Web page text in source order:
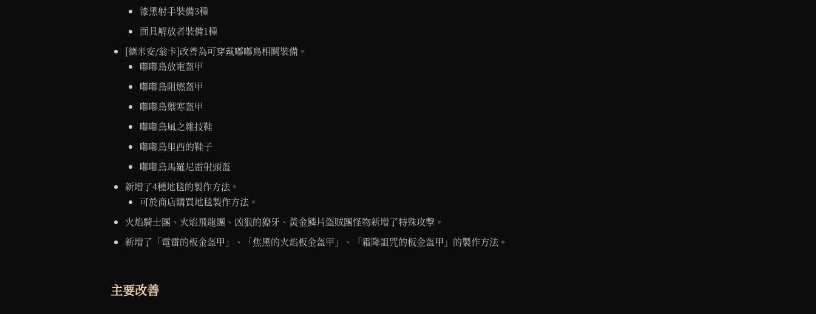
漆黑射手裝備3種
面具解放者裝備1種
[德米安/翁卡]改善為可穿戴嘟嘟鳥相關裝備。
嘟嘟鳥放電盔甲
嘟嘟鳥阻燃盔甲
嘟嘟鳥禦寒盔甲
嘟嘟鳥風之雜技鞋
嘟嘟鳥里西的鞋子
嘟嘟鳥馬羅尼雷射頭盔
新增了4種地毯的製作方法。
可於商店購買地毯製作方法。
火焰騎士團、火焰飛龍團、凶狠的獠牙、黃金鱗片盜賊團怪物新增了特殊攻擊。
新增了「電雷的板金盔甲」、「焦黑的火焰板金盔甲」、「霜降詛咒的板金盔甲」的製作方法。
主要改善